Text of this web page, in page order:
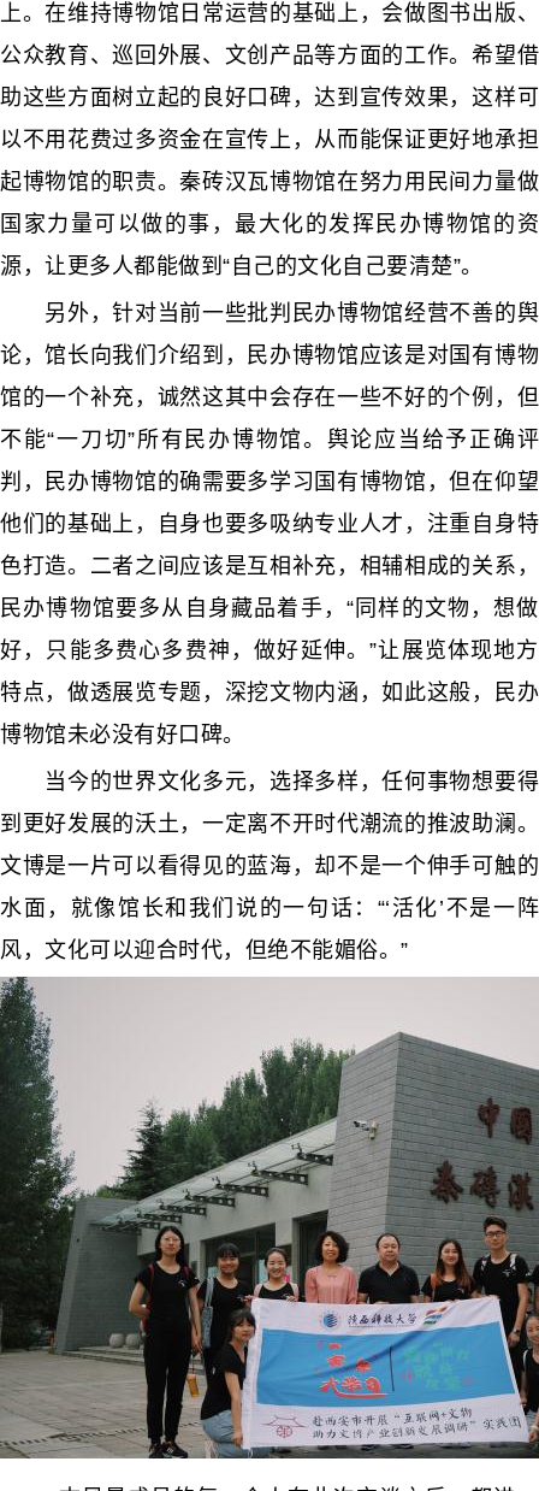
上。在维持博物馆日常运营的基础上，会做图书出版、
公众教育、巡回外展、文创产品等方面的工作。希望借
助这些方面树立起的良好口碑，达到宣传效果，这样可
以不用花费过多资金在宣传上，从而能保证更好地承担
起博物馆的职责。秦砖汉瓦博物馆在努力用民间力量做
国家力量可以做的事，最大化的发挥民办博物馆的资
源，让更多人都能做到“自己的文化自己要清楚”。
另外，针对当前一些批判民办博物馆经营不善的舆
论，馆长向我们介绍到，民办博物馆应该是对国有博物
馆的一个补充，诚然这其中会存在一些不好的个例，但
不能“一刀切”所有民办博物馆。舆论应当给予正确评
判，民办博物馆的确需要多学习国有博物馆，但在仰望
他们的基础上，自身也要多吸纳专业人才，注重自身特
色打造。二者之间应该是互相补充，相辅相成的关系，
民办博物馆要多从自身藏品着手，“同样的文物，想做
好，只能多费心多费神，做好延伸。”让展览体现地方
特点，做透展览专题，深挖文物内涵，如此这般，民办
博物馆未必没有好口碑。
当今的世界文化多元，选择多样，任何事物想要得
到更好发展的沃土，一定离不开时代潮流的推波助澜。
文博是一片可以看得见的蓝海，却不是一个伸手可触的
水面，就像馆长和我们说的一句话：“‘活化’不是一阵
风，文化可以迎合时代，但绝不能媚俗。”